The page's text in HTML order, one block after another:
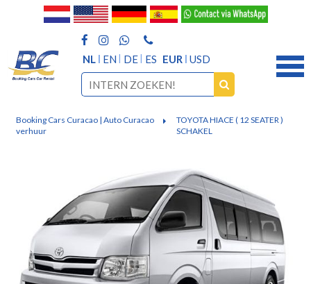
NL EN DE ES EUR USD
Booking Cars Curacao | Auto Curacao
verhuur
TOYOTA HIACE ( 12 SEATER )
SCHAKEL